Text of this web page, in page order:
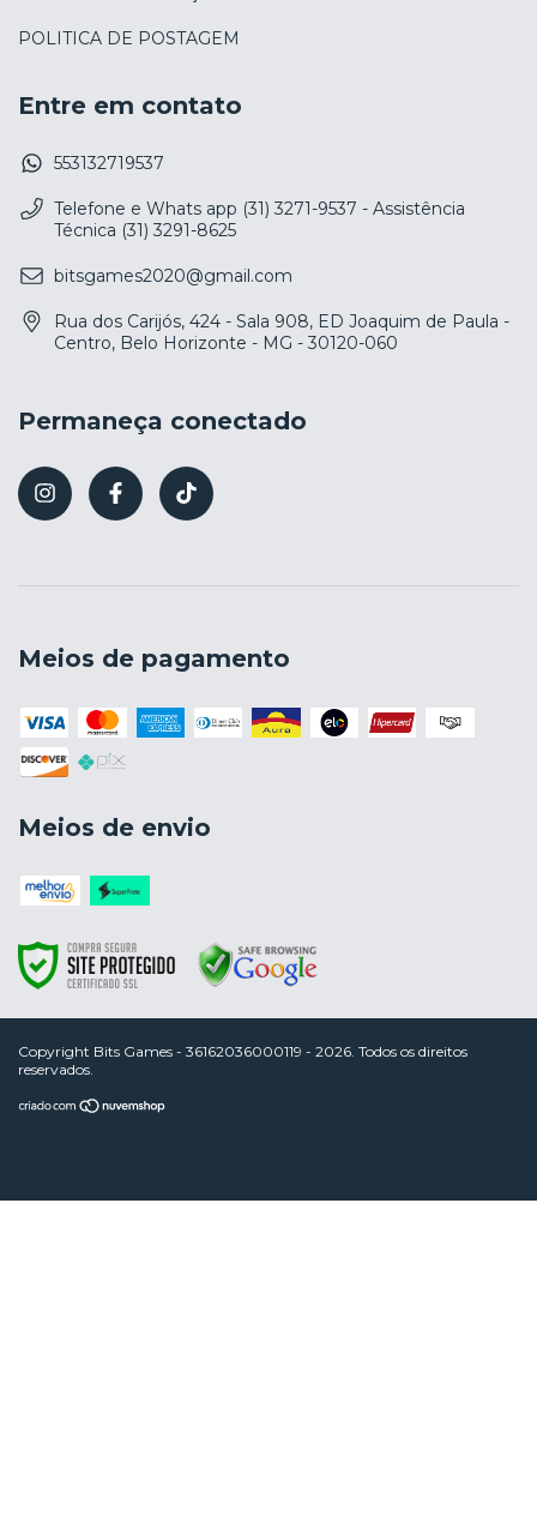
POLITICA DE POSTAGEM
Entre em contato
553132719537
Telefone e Whats app (31) 3271-9537 - Assistência
Técnica (31) 3291-8625
bitsgames2020@gmail.com
Rua dos Carijós, 424 - Sala 908, ED Joaquim de Paula -
Centro, Belo Horizonte - MG - 30120-060
Permaneça conectado
Meios de pagamento
Meios de envio
Copyright Bits Games - 36162036000119 - 2026. Todos os direitos
reservados.